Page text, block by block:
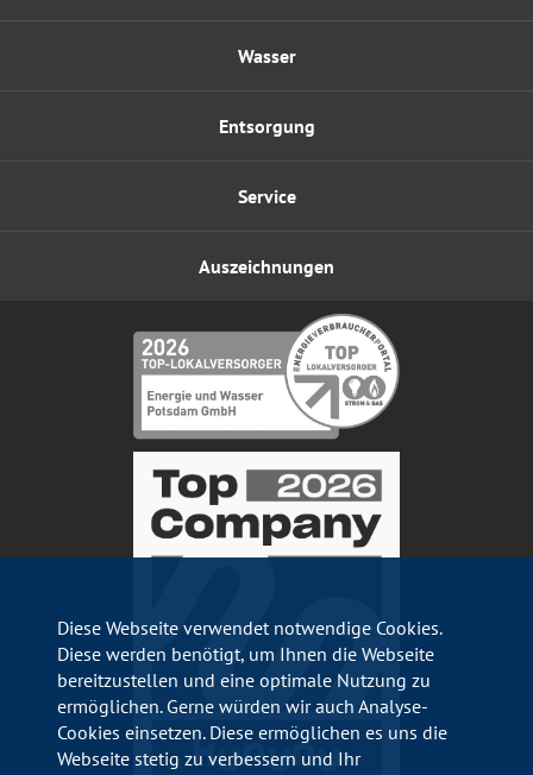
Wasser
Entsorgung
Service
Auszeichnungen
Diese Webseite verwendet notwendige Cookies.
Diese werden benötigt, um Ihnen die Webseite
bereitzustellen und eine optimale Nutzung zu
ermöglichen. Gerne würden wir auch Analyse-
Cookies einsetzen. Diese ermöglichen es uns die
Webseite stetig zu verbessern und Ihr